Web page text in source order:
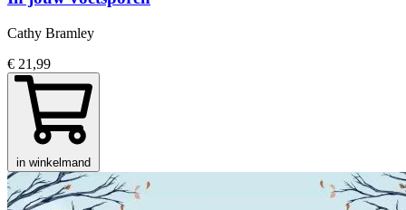
Cathy Bramley
€ 21,99
in winkelmand